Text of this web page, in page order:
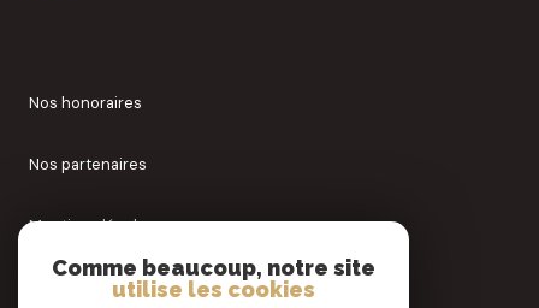
Nos honoraires
Nos partenaires
Mentions légales
Comme beaucoup, notre site
utilise les cookies